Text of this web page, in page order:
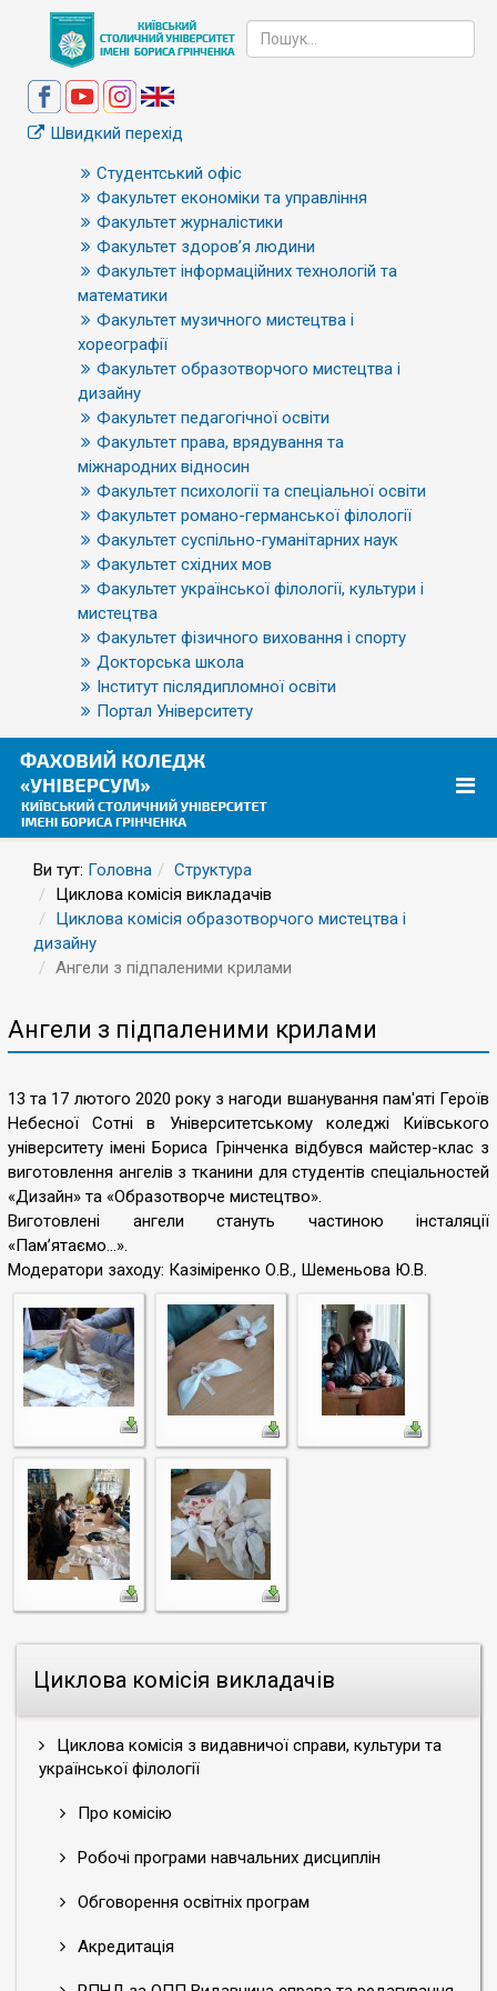
Швидкий перехід
Студентський офіс
Факультет економіки та управління
Факультет журналістики
Факультет здоров’я людини
Факультет інформаційних технологій та
математики
Факультет музичного мистецтва і
хореографії
Факультет образотворчого мистецтва і
дизайну
Факультет педагогічної освіти
Факультет права, врядування та
міжнародних відносин
Факультет психології та спеціальної освіти
Факультет романо-германської філології
Факультет суспільно-гуманітарних наук
Факультет східних мов
Факультет української філології, культури і
мистецтва
Факультет фізичного виховання і спорту
Докторська школа
Інститут післядипломної освіти
Портал Університету
Ви тут: Головна
Структура
Циклова комісія викладачів
Циклова комісія образотворчого мистецтва і
дизайну
Ангели з підпаленими крилами
Циклова комісія викладачів
Циклова комісія з видавничої справи, культури та
української філології
Про комісію
Робочі програми навчальних дисциплін
Обговорення освітніх програм
Акредитація
Ангели з підпаленими крилами
13 та 17 лютого 2020 року з нагоди вшанування пам'яті Героїв
Небесної Сотні в Університетському коледжі Київського
університету імені Бориса Грінченка відбувся майстер-клас з
виготовлення ангелів з тканини для студентів спеціальностей
«Дизайн» та «Образотворче мистецтво».
Виготовлені ангели стануть частиною інсталяції
«Пам’ятаємо…».
Модератори заходу: Казіміренко О.В., Шеменьова Ю.В.